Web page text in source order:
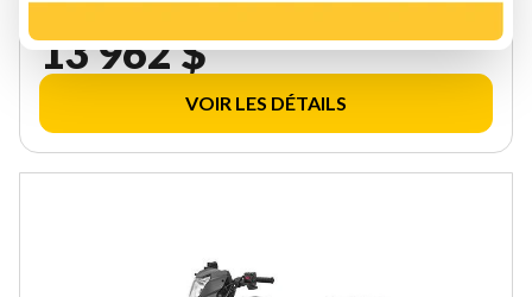
13 962 $
VOIR LES DÉTAILS